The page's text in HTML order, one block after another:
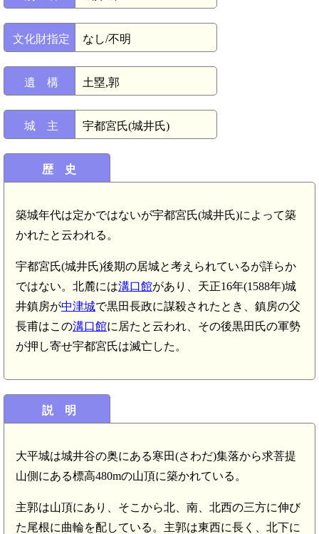
文化財指定 なし/不明
遺 構 土塁,郭
城 主 宇都宮氏(城井氏)
歴 史
築城年代は定かではないが宇都宮氏(城井氏)によって築
かれたと云われる。
宇都宮氏(城井氏)後期の居城と考えられているが詳らか
ではない。北麓には溝口館があり、天正16年(1588年)城
井鎮房が中津城で黒田長政に謀殺されたとき、鎮房の父
長甫はこの溝口館に居たと云われ、その後黒田氏の軍勢
が押し寄せ宇都宮氏は滅亡した。
説 明
大平城は城井谷の奥にある寒田(さわだ)集落から求菩提
山側にある標高480mの山頂に築かれている。
主郭は山頂にあり、そこから北、南、北西の三方に伸び
た尾根に曲輪を配している。主郭は東西に長く、北下に